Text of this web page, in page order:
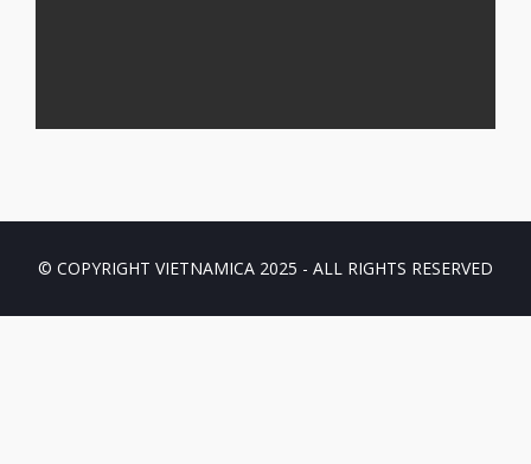
© COPYRIGHT VIETNAMICA 2025 - ALL RIGHTS RESERVED